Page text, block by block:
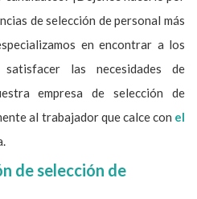
de selección de personal más
en encontrar a los
las necesidades de
empresa de selección de
al trabajador que calce con el
de selección de